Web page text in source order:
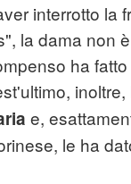
interrotto la
la dama non
ha
inoltre,
e,
le ha